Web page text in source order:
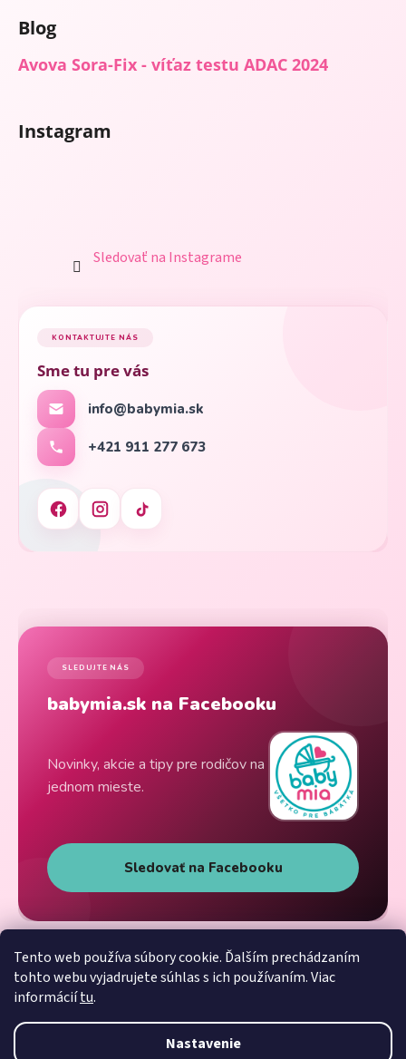
Tento web používa súbory cookie. Ďalším prechádzaním
tohto webu vyjadrujete súhlas s ich používaním. Viac
informáciítu.
Nastavenie
Blog
Avova Sora-Fix - víťaz testu ADAC 2024
Instagram
Sledovať na Instagrame
KONTAKTUJTE NÁS
Sme tu pre vás
info@babymia.sk
+421 911 277 673
SLEDUJTE NÁS
babymia.sk na Facebooku
Novinky, akcie a tipy pre rodičov na
jednom mieste.
Sledovať na Facebooku